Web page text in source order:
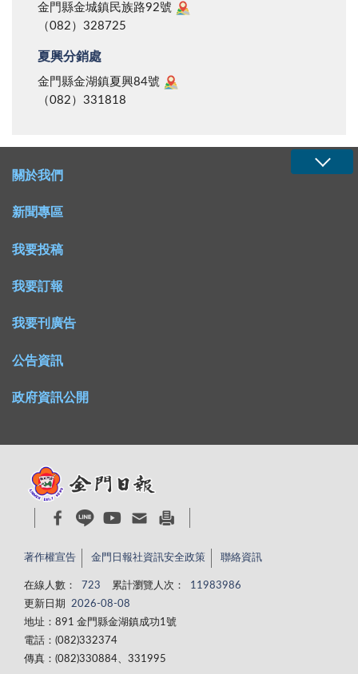
金門縣金城鎮民族路92號
（082）328725
夏興分銷處
金門縣金湖鎮夏興84號
（082）331818
關於我們
新聞專區
我要投稿
我要訂報
我要刊廣告
公告資訊
政府資訊公開
著作權宣告 金門日報社資訊安全政策 聯絡資訊
在線人數： 723 累計瀏覽人次：
11983986
更新日期
2026-08-08
地址：891 金門縣金湖鎮成功1號
電話：(082)332374
傳真：(082)330884、331995